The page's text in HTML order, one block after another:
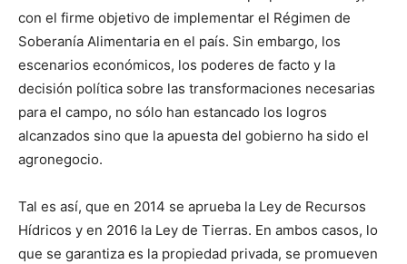
con el firme objetivo de implementar el Régimen de
Soberanía Alimentaria en el país. Sin embargo, los
escenarios económicos, los poderes de facto y la
decisión política sobre las transformaciones necesarias
para el campo, no sólo han estancado los logros
alcanzados sino que la apuesta del gobierno ha sido el
agronegocio.
Tal es así, que en 2014 se aprueba la Ley de Recursos
Hídricos y en 2016 la Ley de Tierras. En ambos casos, lo
que se garantiza es la propiedad privada, se promueven